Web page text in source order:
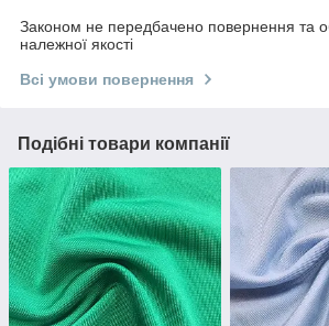
Законом не передбачено повернення та
належної якості
Всі умови повернення
Подібні товари компанії